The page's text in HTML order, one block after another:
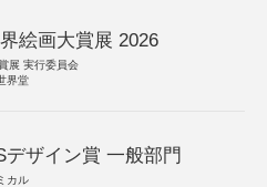
絵画大賞展 2026
展 実行委員会
界堂
デザイン賞 一般部門
カル